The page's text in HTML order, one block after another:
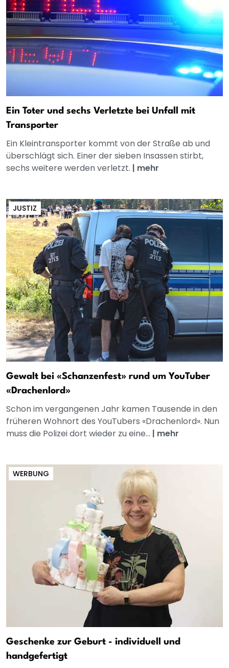
Ein Toter und sechs Verletzte bei Unfall mit
Transporter
Ein Kleintransporter kommt von der Straße ab und
überschlägt sich. Einer der sieben Insassen stirbt,
sechs weitere werden verletzt. | mehr
JUSTIZ
Gewalt bei «Schanzenfest» rund um YouTuber
«Drachenlord»
Schon im vergangenen Jahr kamen Tausende in den
früheren Wohnort des YouTubers «Drachenlord». Nun
muss die Polizei dort wieder zu eine... | mehr
WERBUNG
Geschenke zur Geburt - individuell und
handgefertigt